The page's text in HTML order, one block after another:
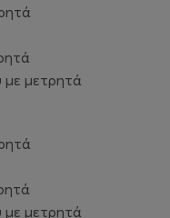
με μετρητά
με μετρητά